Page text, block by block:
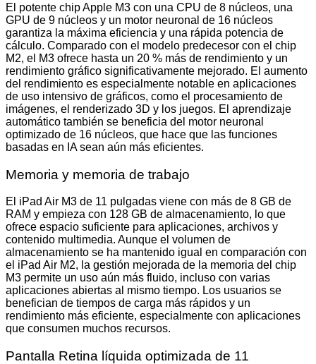
El potente chip Apple M3 con una CPU de 8 núcleos, una
GPU de 9 núcleos y un motor neuronal de 16 núcleos
garantiza la máxima eficiencia y una rápida potencia de
cálculo. Comparado con el modelo predecesor con el chip
M2, el M3 ofrece hasta un 20 % más de rendimiento y un
rendimiento gráfico significativamente mejorado. El aumento
del rendimiento es especialmente notable en aplicaciones
de uso intensivo de gráficos, como el procesamiento de
imágenes, el renderizado 3D y los juegos. El aprendizaje
automático también se beneficia del motor neuronal
optimizado de 16 núcleos, que hace que las funciones
basadas en IA sean aún más eficientes.
Memoria y memoria de trabajo
El iPad Air M3 de 11 pulgadas viene con más de 8 GB de
RAM y empieza con 128 GB de almacenamiento, lo que
ofrece espacio suficiente para aplicaciones, archivos y
contenido multimedia. Aunque el volumen de
almacenamiento se ha mantenido igual en comparación con
el iPad Air M2, la gestión mejorada de la memoria del chip
M3 permite un uso aún más fluido, incluso con varias
aplicaciones abiertas al mismo tiempo. Los usuarios se
benefician de tiempos de carga más rápidos y un
rendimiento más eficiente, especialmente con aplicaciones
que consumen muchos recursos.
Pantalla Retina líquida optimizada de 11